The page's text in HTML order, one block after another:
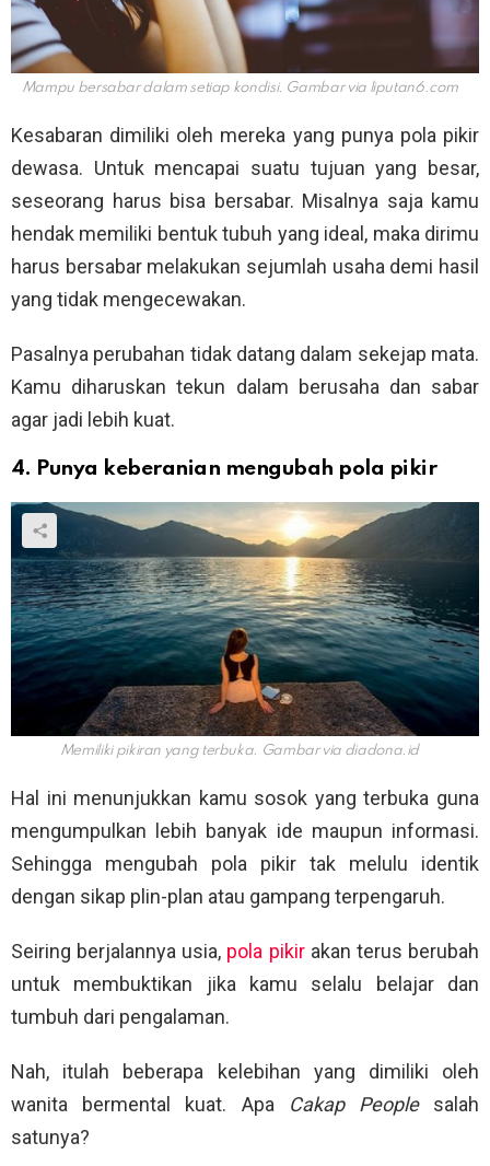
Mampu bersabar dalam setiap kondisi. Gambar via liputan6.com
Kesabaran dimiliki oleh mereka yang punya pola pikir
dewasa. Untuk mencapai suatu tujuan yang besar,
seseorang harus bisa bersabar. Misalnya saja kamu
hendak memiliki bentuk tubuh yang ideal, maka dirimu
harus bersabar melakukan sejumlah usaha demi hasil
yang tidak mengecewakan.
Pasalnya perubahan tidak datang dalam sekejap mata.
Kamu diharuskan tekun dalam berusaha dan sabar
agar jadi lebih kuat.
4. Punya keberanian mengubah pola pikir
Memiliki pikiran yang terbuka. Gambar via diadona.id
Hal ini menunjukkan kamu sosok yang terbuka guna
mengumpulkan lebih banyak ide maupun informasi.
Sehingga mengubah pola pikir tak melulu identik
dengan sikap plin-plan atau gampang terpengaruh.
Seiring berjalannya usia, pola pikirakan terus berubah
untuk membuktikan jika kamu selalu belajar dan
tumbuh dari pengalaman.
Nah, itulah beberapa kelebihan yang dimiliki oleh
wanita bermental kuat. Apa
Cakap People salah
satunya?